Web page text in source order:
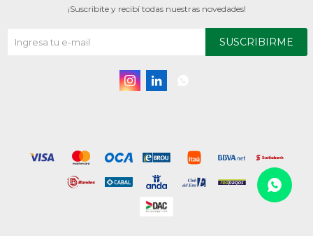
¡Suscribite y recibí todas nuestras novedades!
SUSCRIBIRME
 